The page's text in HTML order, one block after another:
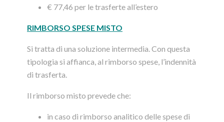
€ 77,46 per le trasferte all’estero
RIMBORSO SPESE MISTO
Si tratta di una soluzione intermedia. Con questa
tipologia si affianca, al rimborso spese, l’indennità
di trasferta.
Il rimborso misto prevede che:
in caso di rimborso analitico delle spese di